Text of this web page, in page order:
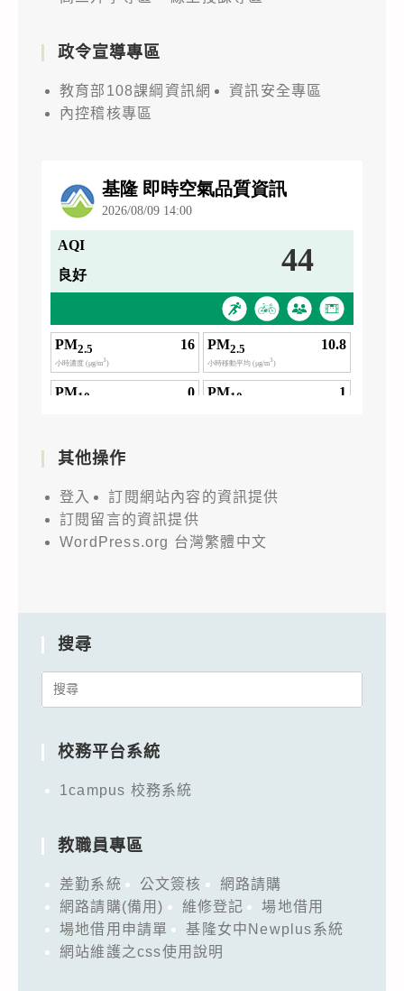
政令宣導專區
教育部108課綱資訊網
資訊安全專區
內控稽核專區
其他操作
登入
訂閱網站內容的資訊提供
訂閱留言的資訊提供
WordPress.org 台灣繁體中文
搜尋
Search
校務平台系統
1campus 校務系統
教職員專區
差勤系統 公文簽核
網路請購
網路請購(備用)
維修登記
場地借用
場地借用申請單
基隆女中Newplus系統
網站維護之css使用說明